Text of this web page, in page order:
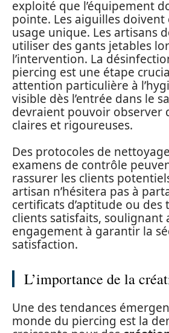
exploité que l’équipement
pointe. Les aiguilles doivent
usage unique. Les artisans
utiliser des gants jetables
l’intervention. La
piercing est une étape
attention particulière à
visible dès l’entrée dans le
devraient pouvoir observer
claires et rigoureuses.
Des protocoles de
examens de contrôle
rassurer les clients
artisan n’hésitera pas à
certificats d’aptitude ou des
clients satisfaits, soulignant
engagement à garantir la
satisfaction.
L’importance de la
Une des tendances
monde du piercing est la